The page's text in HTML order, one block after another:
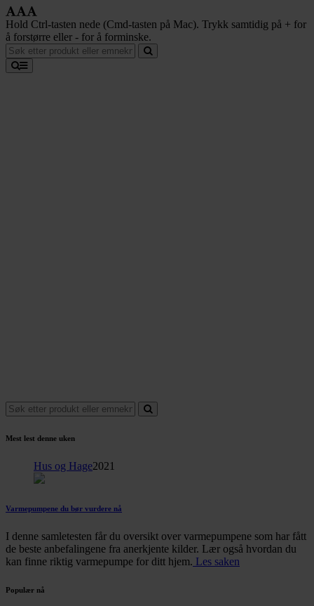
Hold Ctrl-tasten nede (Cmd-tasten på Mac). Trykk samtidig på + for
å forstørre eller - for å forminske.
Mest lest denne uken
Hus og Hage2021
Varmepumpene du bør vurdere nå
I denne samletesten får du oversikt over varmepumpene som har fått
de beste anbefalingene fra anerkjente kilder. Lær også hvordan du
kan finne riktig varmepumpe for ditt hjem. Les saken
Populær nå